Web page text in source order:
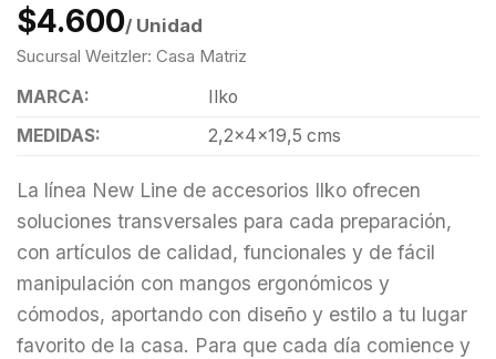
$4.600/ Unidad
Sucursal Weitzler: Casa Matriz
MARCA:
Ilko
MEDIDAS:
2,2x4x19,5 cms
La línea New Line de accesorios Ilko ofrecen
soluciones transversales para cada preparación,
con artículos de calidad, funcionales y de fácil
manipulación con mangos ergonómicos y
cómodos, aportando con diseño y estilo a tu lugar
favorito de la casa. Para que cada día comience y